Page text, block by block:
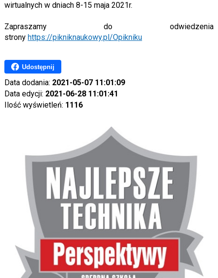
wirtualnych w dniach 8-15 maja 2021r.
Zapraszamy do odwiedzenia
strony https://pikniknaukowy.pl/Opikniku
Udostępnij
Data dodania: 2021-05-07 11:01:09
Data edycji: 2021-06-28 11:01:41
Ilość wyświetleń: 1116